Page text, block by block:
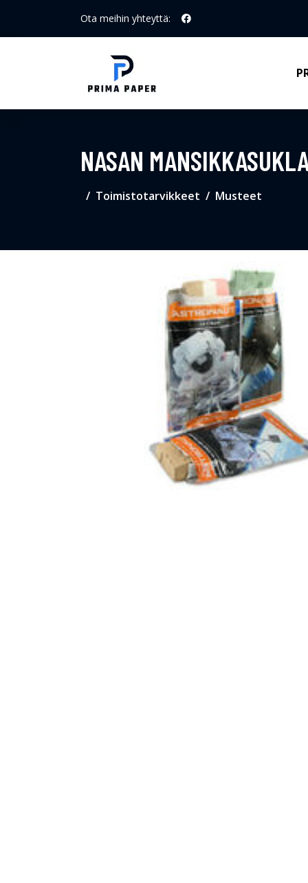
Ota meihin yhteyttä:
NASAN
Toimistotarvikkeet Musteet